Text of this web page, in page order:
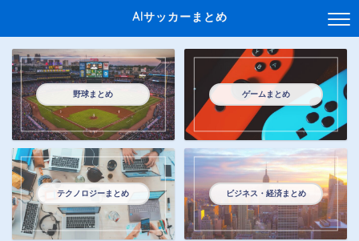
AIサッカーまとめ
野球まとめ ゲームまとめ
テクノロジーまとめ ビジネス・経済まとめ